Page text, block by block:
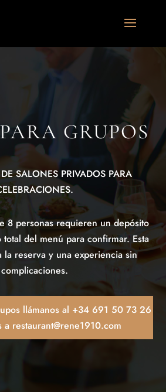
GRUPOS
SALONES PRIVADOS PARA
8 personas requieren un depósito
del menú para confirmar. Esta
la reserva y una experiencia sin
complicaciones.
llámanos al +34 691 50 73 26
a restaurant@rene1910.com